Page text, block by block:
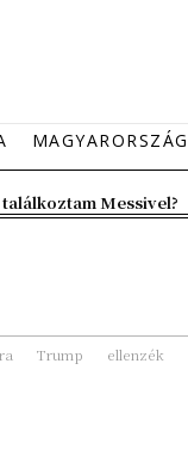
MAGYARORSZÁG
Messivel?
Trump ellenzék